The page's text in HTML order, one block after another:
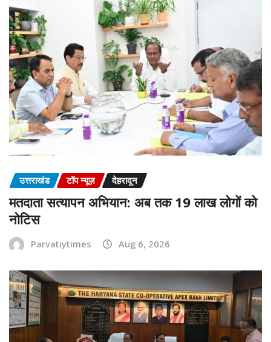
उत्तराखंड टॉप न्यूज़ देहरादून
मतदाता सत्यापन अभियान: अब तक 19 लाख लोगों को
नोटिस
Parvatiytimes Aug 6, 2026